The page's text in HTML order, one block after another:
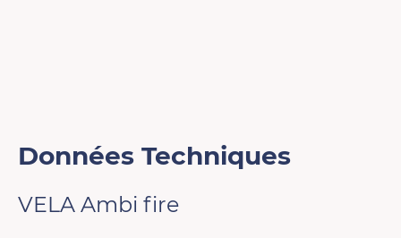
Données Techniques
VELA Ambi fire